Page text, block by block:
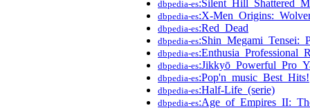
dbpedia-es
dbpedia-es:X-
dbpedia-es:Red_Dead
dbpedia-es
dbpedia-es
dbpedia-es
dbpedia-es:Pop'n_music_Best_Hits!
dbpedia-es:Half-Life_(serie)
dbpedia-es